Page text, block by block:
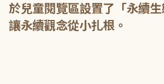
於兒童閱覽區設置了「永續生